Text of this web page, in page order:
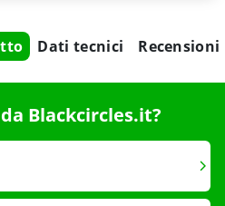
Dati tecnici Recensioni
Blackcircles.it?